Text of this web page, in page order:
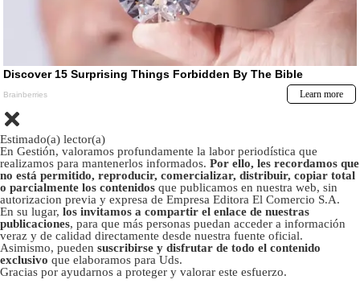
Estimado(a) lector(a)
En Gestión, valoramos profundamente la labor periodística que
realizamos para mantenerlos informados. Por ello, les recordamos que
no está permitido, reproducir, comercializar, distribuir, copiar total
o parcialmente los contenidos que publicamos en nuestra web, sin
autorizacion previa y expresa de Empresa Editora El Comercio S.A.
En su lugar, los invitamos a compartir el enlace de nuestras
publicaciones, para que más personas puedan acceder a información
veraz y de calidad directamente desde nuestra fuente oficial.
Asimismo, pueden suscribirse y disfrutar de todo el contenido
exclusivo que elaboramos para Uds.
Gracias por ayudarnos a proteger y valorar este esfuerzo.